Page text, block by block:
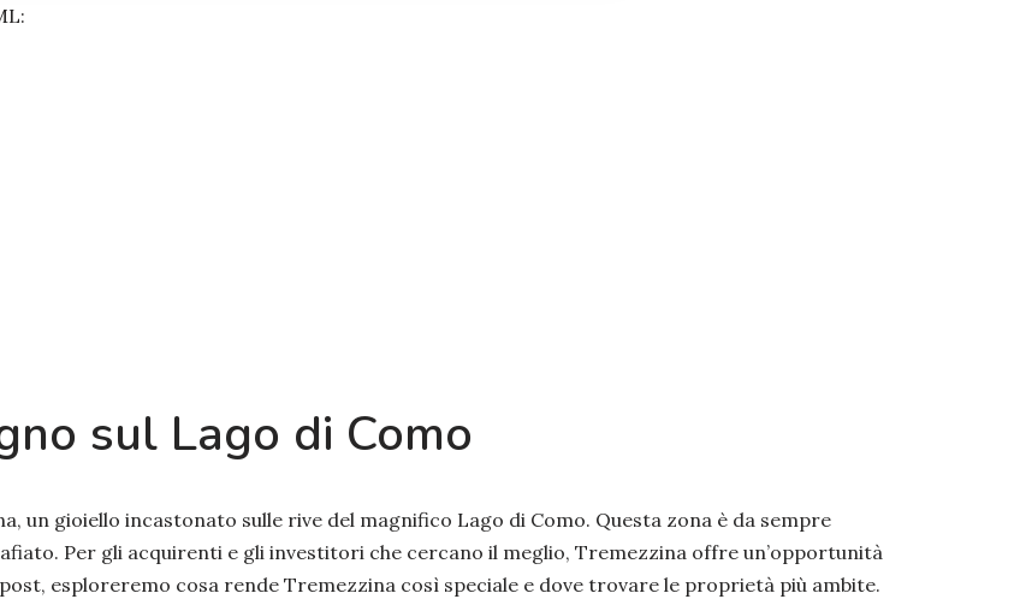
sul Lago di Como
un gioiello incastonato sulle rive del magnifico Lago di Como. Questa zona è da sempre
Per gli acquirenti e gli investitori che cercano il meglio, Tremezzina offre un’opportunità
esploreremo cosa rende Tremezzina così speciale e dove trovare le proprietà più ambite.